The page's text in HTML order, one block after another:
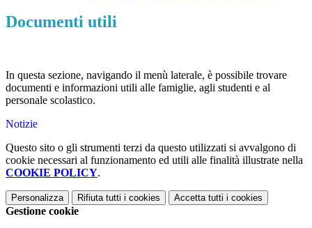
Documenti utili
In questa sezione, navigando il menù laterale, è possibile trovare
documenti e informazioni utili alle famiglie, agli studenti e al
personale scolastico.
Notizie
Questo sito o gli strumenti terzi da questo utilizzati si avvalgono di
cookie necessari al funzionamento ed utili alle finalità illustrate nella
COOKIE POLICY.
Personalizza Rifiuta tutti i cookies Accetta tutti i cookies
Gestione cookie